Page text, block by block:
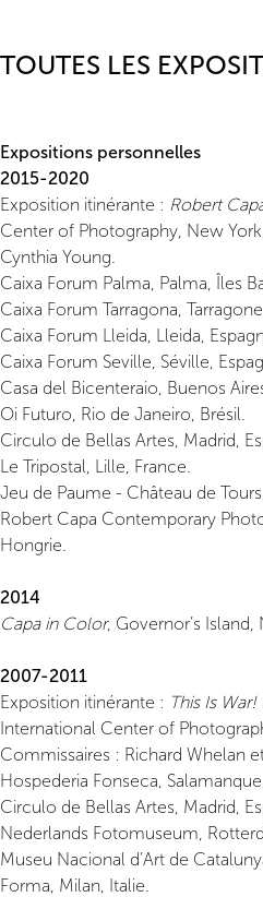
TOUTES LES
Expositions personnelles
2015-2020
Exposition itinérante : Robert
Center of Photography, New
Cynthia Young.
Caixa Forum Palma, Palma, Îles
Caixa Forum Tarragona,
Caixa Forum Lleida, Lleida,
Caixa Forum Seville, Séville,
Casa del Bicenteraio, Buenos
Oi Futuro, Rio de Janeiro, Brésil.
Circulo de Bellas Artes, Madrid,
Le Tripostal, Lille, France.
Jeu de Paume - Château de
Robert Capa Contemporary
Hongrie.
2014
Capa in Color, Governor’s
2007-2011
Exposition itinérante : This Is
International Center of
Commissaires : Richard Whelan
Hospederia Fonseca,
Circulo de Bellas Artes, Madrid,
Nederlands Fotomuseum,
Museu Nacional d’Art de
Forma, Milan, Italie.